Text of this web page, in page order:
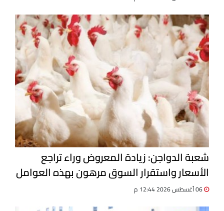
شعبة الدواجن: زيادة المعروض وراء تراجع
الأسعار واستقرار السوق مرهون بهذه العوامل
| خاص